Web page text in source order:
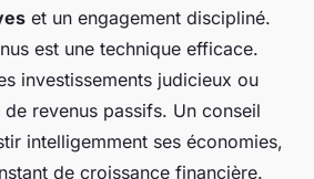
et un engagement discipliné.
est une technique efficace.
investissements judicieux ou
revenus passifs. Un conseil
intelligemment ses économies,
de croissance financière.